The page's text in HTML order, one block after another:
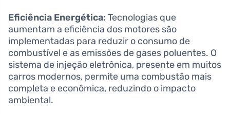
Eficiência Energética: Tecnologias que
aumentam a eficiência dos motores são
implementadas para reduzir o consumo de
combustível e as emissões de gases poluentes. O
sistema de injeção eletrônica, presente em muitos
carros modernos, permite uma combustão mais
completa e econômica, reduzindo o impacto
ambiental.